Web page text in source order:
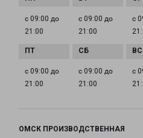
с 09:00 до
21:00
с 09:00 до
21:00
с
с 09:00 до
21:00
с 09:00 до
21:00
с
ОМСК ПРОИЗВОДСТВЕННАЯ